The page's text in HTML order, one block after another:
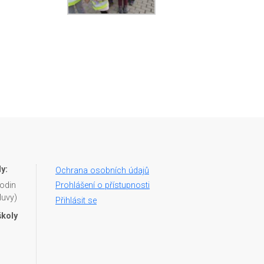
Ochrana osobních údajů
Prohlášení o přístupnosti
Přihlásit se